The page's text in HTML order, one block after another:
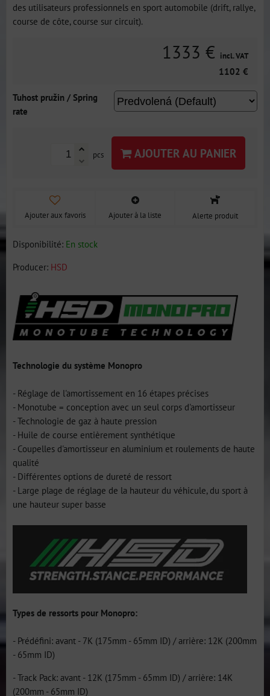
des utilisateurs professionnels en sport automobile (drift, rallye,
course de côte, course sur circuit).
1333 € incl. VAT
1102 €
Tuhost pružin / Spring
rate
pcs AJOUTER AU PANIER
Ajouter aux favoris Ajouter à la liste Alerte produit
Disponibilité: En stock
Producer: HSD
Technologie du système Monopro
- Réglage de l'amortissement en 16 étapes précises
- Monotube = conception avec un seul corps d'amortisseur
- Technologie de gaz à haute pression
- Huile de course entièrement synthétique
- Coupelles d'amortisseur en aluminium et roulements de haute
qualité
- Différentes options de dureté de ressort
- Large plage de réglage de la hauteur du véhicule, du sport à
une hauteur super basse
Types de ressorts pour Monopro:
- Prédéfini: avant - 7K (175mm - 65mm ID) / arrière: 12K (200mm
- 65mm ID)
- Track Pack: avant - 12K (175mm - 65mm ID) / arrière: 14K
(200mm - 65mm ID)